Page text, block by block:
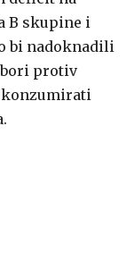
B skupine i
bi nadoknadili
protiv
konzumirati